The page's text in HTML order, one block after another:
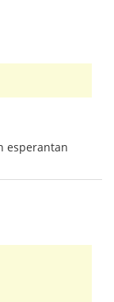
esperantan